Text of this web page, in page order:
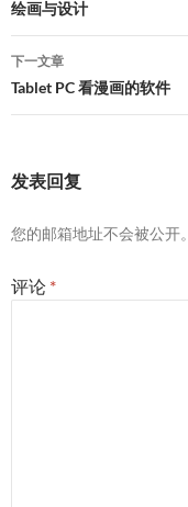
章
导
航
绘画与设计
下一文章
Tablet PC 看漫画的软件
发表回复
您的邮箱地址不会被公开。
评论 *